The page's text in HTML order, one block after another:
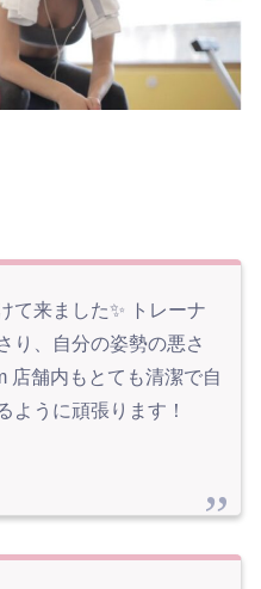
て来ました✨ トレーナ
り、自分の姿勢の悪さ
店舗内もとても清潔で自
ように頑張ります！